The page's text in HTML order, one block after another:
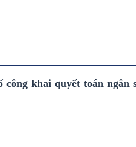
công khai quyết toán ngân